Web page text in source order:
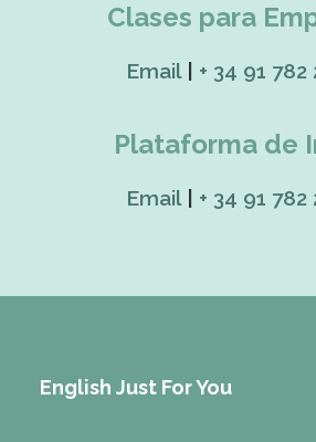
Clases para
Email| + 34 91 782
Plataforma de
Email| + 34 91 782
English Just For You